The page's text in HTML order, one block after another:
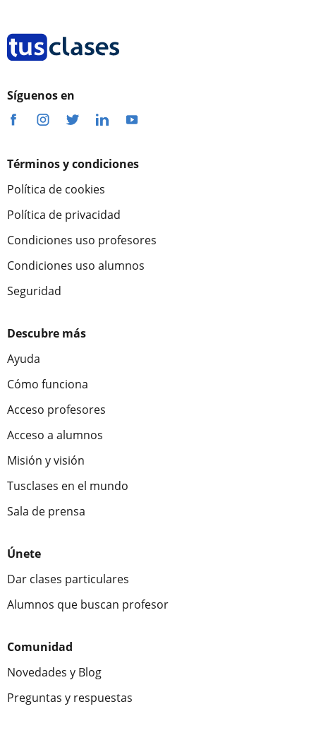
Síguenos en
Términos y condiciones
Política de cookies
Política de privacidad
Condiciones uso profesores
Condiciones uso alumnos
Seguridad
Descubre más
Ayuda
Cómo funciona
Acceso profesores
Acceso a alumnos
Misión y visión
Tusclases en el mundo
Sala de prensa
Únete
Dar clases particulares
Alumnos que buscan profesor
Comunidad
Novedades y Blog
Preguntas y respuestas